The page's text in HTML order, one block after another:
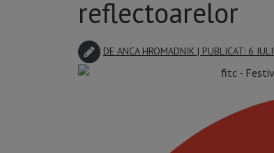
reflectoarelor
DE ANCA HROMADNIK | PUBLICAT: 6